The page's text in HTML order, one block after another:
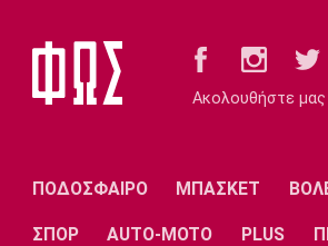
Ακολουθήστε μας
ΠΟΔΟΣΦΑΙΡΟ ΜΠΑΣΚΕΤ
ΣΠΟΡ AUTO-MOTO PLUS